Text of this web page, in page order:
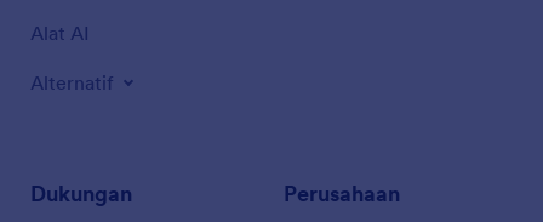
Alat AI
Alternatif
Dukungan Perusahaan